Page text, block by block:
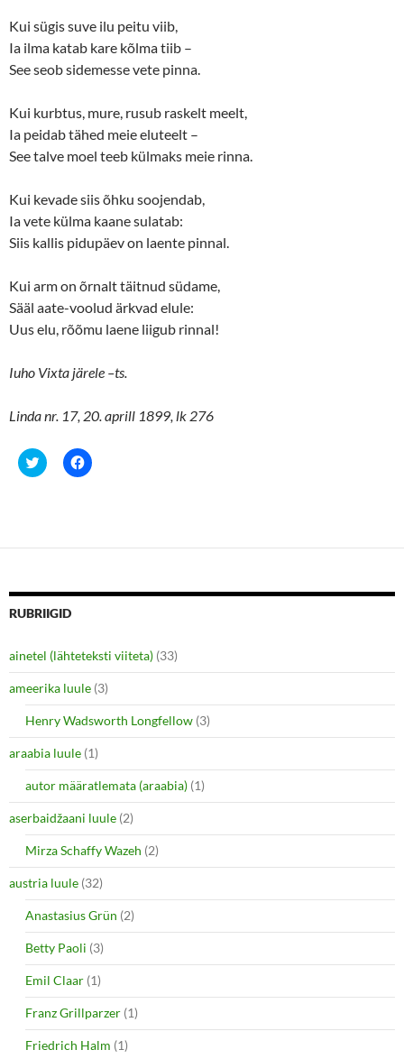
Kui sügis suve ilu peitu viib,
Ia ilma katab kare kõlma tiib –
See seob sidemesse vete pinna.
Kui kurbtus, mure, rusub raskelt meelt,
Ia peidab tähed meie eluteelt –
See talve moel teeb külmaks meie rinna.
Kui kevade siis õhku soojendab,
Ia vete külma kaane sulatab:
Siis kallis pidupäev on laente pinnal.
Kui arm on õrnalt täitnud südame,
Sääl aate-voolud ärkvad elule:
Uus elu, rõõmu laene liigub rinnal!
Iuho Vixta järele –ts.
Linda nr. 17, 20. aprill 1899, lk 276
C
l
h
e
o
n
t
t
e
r
(
O
p
e
n
n
n
w
w
i
n
d
o
)
C
l
h
e
o
e
b
o
o
k
(
O
p
e
n
i
n
n
e
w
w
i
n
d
w
)
RUBRIIGID
ainetel (lähteteksti viiteta) (33)
ameerika luule (3)
Henry Wadsworth Longfellow (3)
araabia luule (1)
autor määratlemata (araabia) (1)
aserbaidžaani luule (2)
Mirza Schaffy Wazeh (2)
austria luule (32)
Anastasius Grün (2)
Betty Paoli (3)
Emil Claar (1)
Franz Grillparzer (1)
Friedrich Halm (1)